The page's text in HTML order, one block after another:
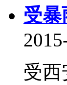
受暴
受